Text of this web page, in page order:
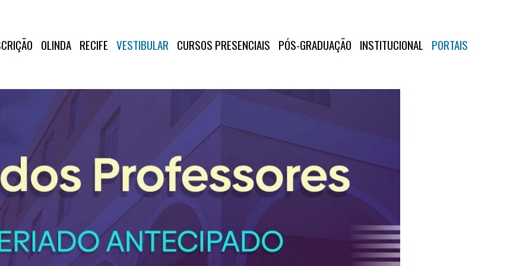
OLINDA RECIFE VESTIBULAR CURSOS PRESENCIAIS PÓS-GRADUAÇÃO INSTITUCIONAL PORTAIS